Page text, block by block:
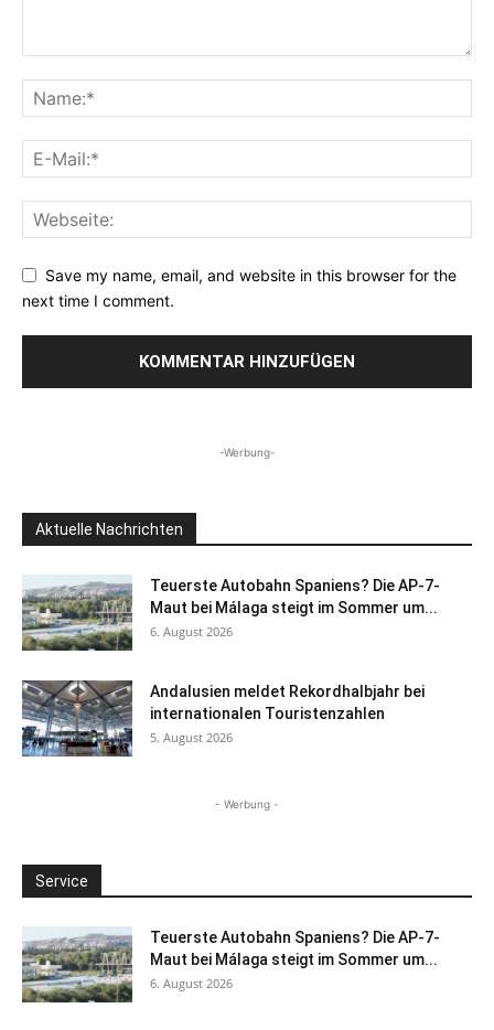
Save my name, email, and website in this browser for the
next time I comment.
-Werbung-
Aktuelle Nachrichten
Teuerste Autobahn Spaniens? Die AP-7-
Maut bei Málaga steigt im Sommer um...
6. August 2026
Andalusien meldet Rekordhalbjahr bei
internationalen Touristenzahlen
5. August 2026
- Werbung -
Service
Teuerste Autobahn Spaniens? Die AP-7-
Maut bei Málaga steigt im Sommer um...
6. August 2026